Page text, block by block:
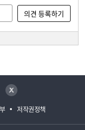
저작권정책
트위터